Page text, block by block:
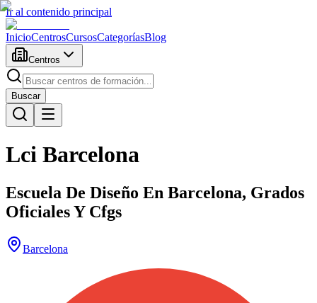
Ir al contenido principal
InicioCentrosCursosCategoríasBlog
Centros
Buscar
Lci Barcelona
Escuela De Diseño En Barcelona, Grados
Oficiales Y Cfgs
Barcelona